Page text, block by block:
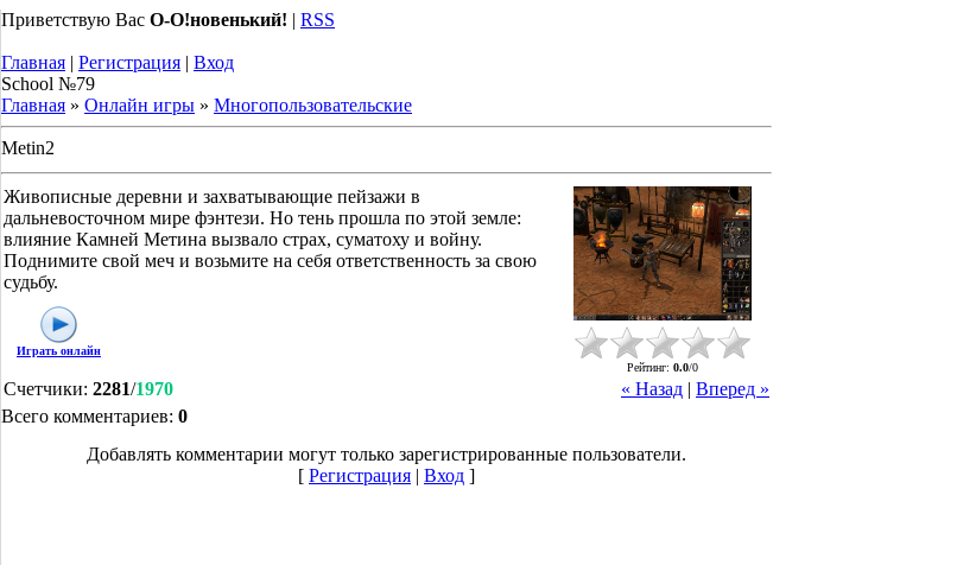
Приветствую Вас О-О!новенький! | RSS
Главная | Регистрация | Вход
School №79
Главная » Онлайн игры » Многопользовательские
Metin2
Живописные деревни и захватывающие пейзажи в
дальневосточном мире фэнтези. Но тень прошла по этой земле:
влияние Камней Метина вызвало страх, суматоху и войну.
Поднимите свой меч и возьмите на себя ответственность за свою
судьбу.
Играть онлайн
Рейтинг: 0.0/0
« Назад | Вперед »
Счетчики: 2281/1970
Всего комментариев: 0
Добавлять комментарии могут только зарегистрированные пользователи.
[ Регистрация | Вход ]